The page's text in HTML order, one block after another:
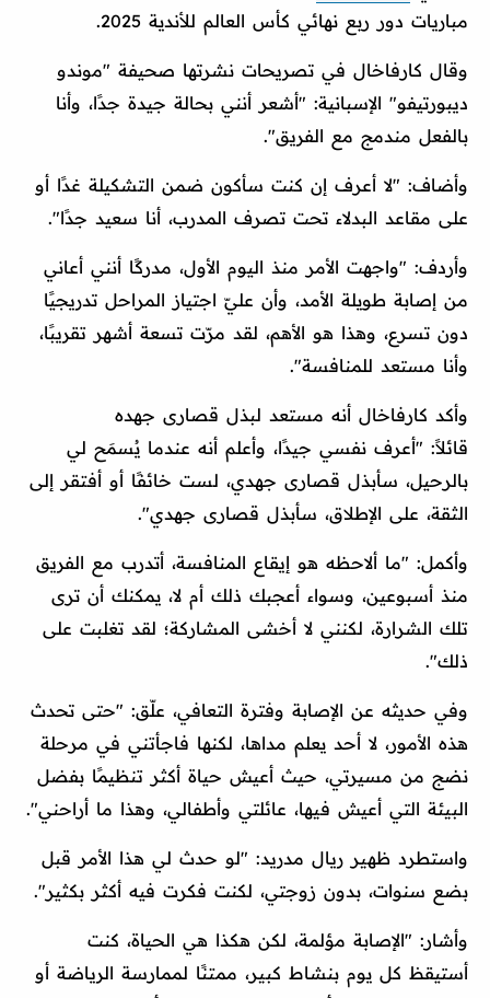
مباريات دور ربع نهائي كأس العالم للأندية 2025.
وقال كارفاخال في تصريحات نشرتها صحيفة "موندو
ديبورتيفو" الإسبانية: "أشعر أنني بحالة جيدة جدًا، وأنا
بالفعل مندمج مع الفريق".
وأضاف: "لا أعرف إن كنت سأكون ضمن التشكيلة غدًا أو
على مقاعد البدلاء تحت تصرف المدرب، أنا سعيد جدًا".
وأردف: "واجهت الأمر منذ اليوم الأول، مدركًا أنني أعاني
من إصابة طويلة الأمد، وأن عليّ اجتياز المراحل تدريجيًا
دون تسرع، وهذا هو الأهم، لقد مرّت تسعة أشهر تقريبًا،
وأنا مستعد للمنافسة".
وأكد كارفاخال أنه مستعد لبذل قصارى جهده
قائلاً: "أعرف نفسي جيدًا، وأعلم أنه عندما يُسمَح لي
بالرحيل، سأبذل قصارى جهدي، لست خائفًا أو أفتقر إلى
الثقة، على الإطلاق، سأبذل قصارى جهدي".
وأكمل: "ما ألاحظه هو إيقاع المنافسة، أتدرب مع الفريق
منذ أسبوعين، وسواء أعجبك ذلك أم لا، يمكنك أن ترى
تلك الشرارة، لكنني لا أخشى المشاركة؛ لقد تغلبت على
ذلك".
وفي حديثه عن الإصابة وفترة التعافي، علّق: "حتى تحدث
هذه الأمور، لا أحد يعلم مداها، لكنها فاجأتني في مرحلة
نضج من مسيرتي، حيث أعيش حياة أكثر تنظيمًا بفضل
البيئة التي أعيش فيها، عائلتي وأطفالي، وهذا ما أراحني".
واستطرد ظهير ريال مدريد: "لو حدث لي هذا الأمر قبل
بضع سنوات، بدون زوجتي، لكنت فكرت فيه أكثر بكثير".
وأشار: "الإصابة مؤلمة، لكن هكذا هي الحياة، كنت
أستيقظ كل يوم بنشاط كبير، ممتنًا لممارسة الرياضة أو